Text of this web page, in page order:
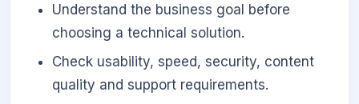
Understand the business goal before
choosing a technical solution.
Check usability, speed, security, content
quality and support requirements.